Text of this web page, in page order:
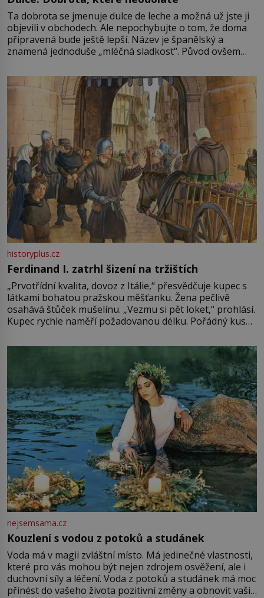
Ta dobrota se jmenuje dulce de leche a možná už jste ji
objevili v obchodech. Ale nepochybujte o tom, že doma
připravená bude ještě lepší. Název je španělský a
znamená jednoduše „mléčná sladkost“. Původ ovšem
pře hned několik latinskoamerických zemí a k tomu
Francie, kde se traduje,
historyplus.cz
Ferdinand I. zatrhl šizení na tržištích
„Prvotřídní kvalita, dovoz z Itálie,“ přesvědčuje kupec s
látkami bohatou pražskou měšťanku. Žena pečlivě
osahává štůček mušelínu. „Vezmu si pět loket,“ prohlásí.
Kupec rychle naměří požadovanou délku. Pořádný kus
milostpaní. Stačí jenom na sukni,“ zhodnotí švadlena
množství růžového mušelínu. „Ošidili vás, podívejte.“
Vezme do ruky dřevěnou
nejsemsama.cz
Kouzlení s vodou z potoků a studánek
Voda má v magii zvláštní místo. Má jedinečné vlastnosti,
které pro vás mohou být nejen zdrojem osvěžení, ale i
duchovní síly a léčení. Voda z potoků a studánek má moc
přinést do vašeho života pozitivní změny a obnovit vaši